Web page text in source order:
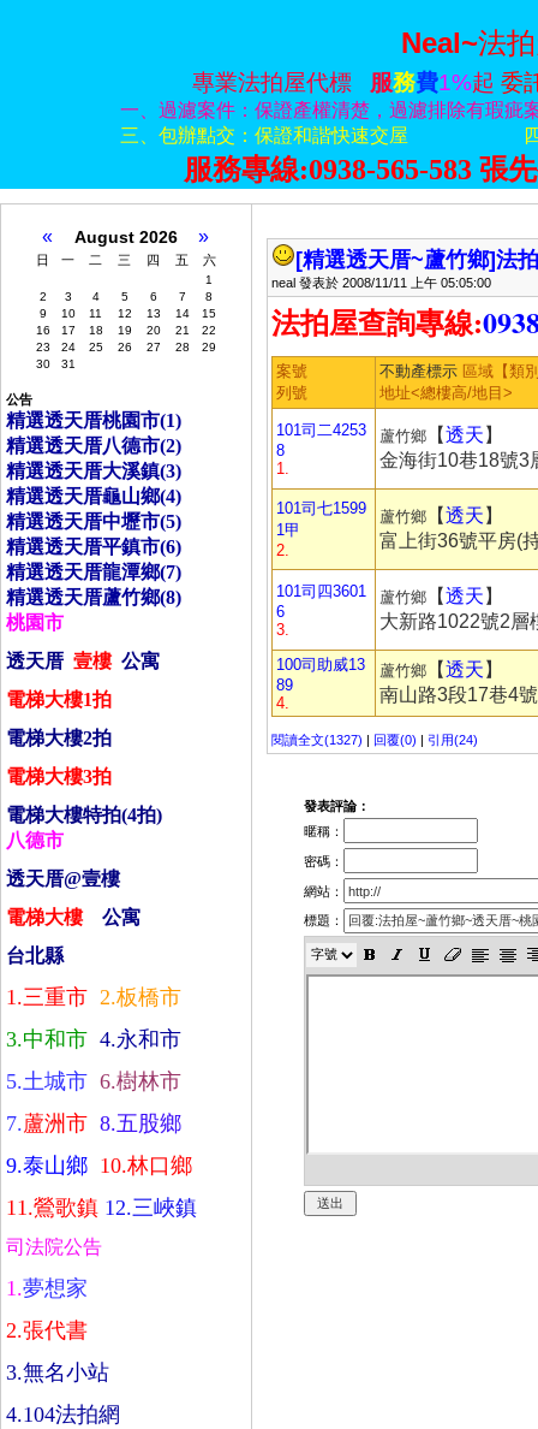
Neal~法
專業法拍屋代標 服務費1%起 委
一、過濾案件：保證產權清楚，過濾排除有瑕疵
三、包辦點交：保證和諧快速交屋
服務專線:0938-565-583 張
« August 2026 »
日 一 二 三 四 五 六
1
2
3 4 5 6 7
8
9
10 11 12 13 14
15
16
17 18 19 20 21
22
23
24 25 26 27 28
29
30
31
公告
精選透天­厝桃園市(1)
精選透天­厝八德市(2)
精選透天­厝大溪鎮(3)
精選透天­厝龜山鄉(4)
精選透天­厝中壢市(5)
精選透天­厝平鎮市(6)
精選透天­厝龍潭鄉(7)
精選透天­厝蘆竹鄉(8)
桃園市
透天­厝 壹樓 公寓
電梯大樓1拍
電梯大樓2拍
電梯大樓3拍
電梯大樓特拍(4拍)
八德市
透天­厝@壹樓
電梯大樓
公寓
台北縣
1.三­重市 2.板橋市
3.中和市 4.永和市
5.土城市 6.樹林市
7.蘆洲市 8.五股鄉
9.泰山鄉 10.林口鄉
11.鶯歌鎮 12.三峽鎮
司法院公告
1.夢想家
2.張代書
3.無名小站
4.104法拍網
[精選透天厝~蘆竹鄉]法
neal 發表於 2008/11/11 上午 05:05:00
法拍屋查詢專線:
案號
列號
不動產標示 區域【
地址<總樓高/地目>
101司二4253
8
1.
蘆竹鄉 【透天 】
金海街10巷18號3
101司七1599
1甲
2.
蘆竹鄉 【透天 】
富上街36號平房(
101司四3601
6
3.
蘆竹鄉 【透天 】
大新路1022號2層
100司助威13
89
4.
蘆竹鄉 【透天 】
南山路3段17巷4
閱讀全文(1327) | 回覆(0) | 引用(24)
發表評論：
暱稱：
密碼：
網站：
標題：